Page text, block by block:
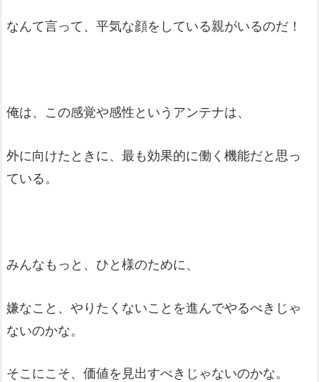
なんて言って、平気な顔をしている親がいるのだ！
俺は、この感覚や感性というアンテナは、
外に向けたときに、最も効果的に働く機能だと思っ
ている。
みんなもっと、ひと様のために、
嫌なこと、やりたくないことを進んでやるべきじゃ
ないのかな。
そこにこそ、価値を見出すべきじゃないのかな。